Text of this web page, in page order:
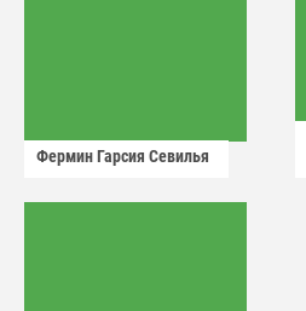
Фермин Гарсия Севилья